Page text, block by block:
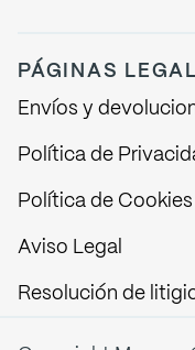
PÁGINAS
Envíos y
Política de
Política de Cookies
Aviso Legal
Resolución de